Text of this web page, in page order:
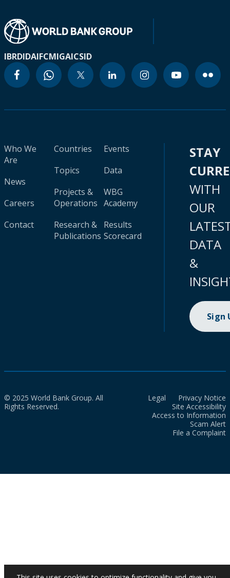
IBRDIDAIFCMIGAICSID
Who We
Are
News
Careers
Contact
Countries
Topics
Projects &
Operations
Research &
Publications
Events
Data
WBG
Academy
Results
Scorecard
STAY
WITH
OUR
DATA
&
Sign
© 2025 World Bank Group. All
Rights Reserved.
Legal
Privacy Notice
Site Accessibility
Access to Information
Scam Alert
File a Complaint